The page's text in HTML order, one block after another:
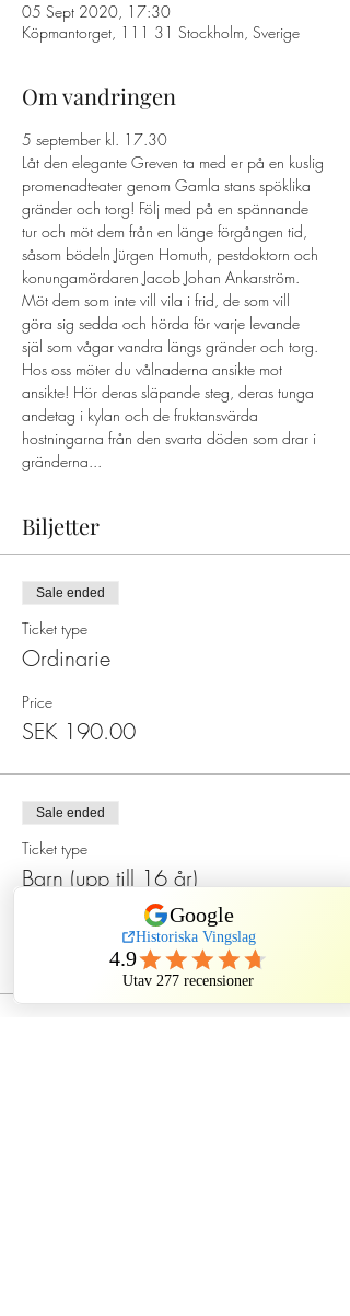
05 Sept 2020, 17:30
Köpmantorget, 111 31 Stockholm, Sverige
Om vandringen
5 september kl. 17.30
Låt den elegante Greven ta med er på en kuslig
promenadteater genom Gamla stans spöklika
gränder och torg! Följ med på en spännande
tur och möt dem från en länge förgången tid,
såsom bödeln Jürgen Homuth, pestdoktorn och
konungamördaren Jacob Johan Ankarström.
Möt dem som inte vill vila i frid, de som vill
göra sig sedda och hörda för varje levande
själ som vågar vandra längs gränder och torg.
Hos oss möter du vålnaderna ansikte mot
ansikte! Hör deras släpande steg, deras tunga
andetag i kylan och de fruktansvärda
hostningarna från den svarta döden som drar i
gränderna...
Biljetter
Sale ended
Ticket type
Ordinarie
Price
SEK 190.00
Sale ended
Ticket type
Barn (upp till 16 år)
SEK 130.00